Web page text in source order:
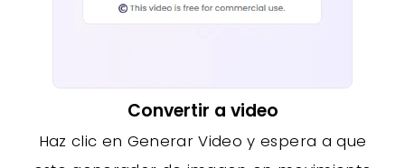
Convertir a video
Haz clic en Generar Video y espera a que